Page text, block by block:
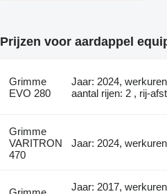
Prijzen voor aardappel
Grimme
EVO 280
Jaar: 2024,
aantal rijen: 2 , rij-
Grimme
VARITRON
470
Jaar: 2024,
Jaar: 2017,